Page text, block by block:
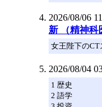
2026/08/06
新 （精神科
女王陛下のCT
2026/08/04
1 歴史
2 語学